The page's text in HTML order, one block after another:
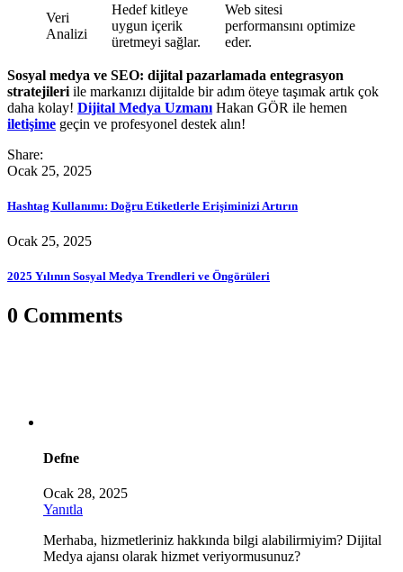
Veri
Analizi
Hedef kitleye
uygun içerik
üretmeyi sağlar.
Web sitesi
performansını optimize
eder.
Sosyal medya ve SEO: dijital pazarlamada entegrasyon
stratejileri ile markanızı dijitalde bir adım öteye taşımak artık çok
daha kolay! Dijital Medya Uzmanı Hakan GÖR ile hemen
iletişime geçin ve profesyonel destek alın!
Share:
Ocak 25, 2025
Hashtag Kullanımı: Doğru Etiketlerle Erişiminizi Artırın
Ocak 25, 2025
2025 Yılının Sosyal Medya Trendleri ve Öngörüleri
0 Comments
Defne
Ocak 28, 2025
Yanıtla
Merhaba, hizmetleriniz hakkında bilgi alabilirmiyim? Dijital
Medya ajansı olarak hizmet veriyormusunuz?